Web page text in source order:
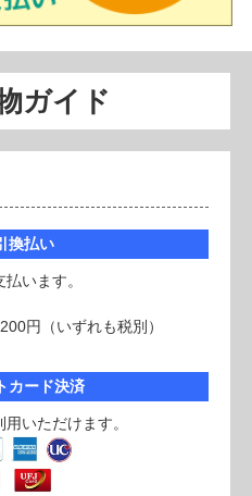
ガイド
換払い
います。
円（いずれも税別）
カード決済
いただけます。